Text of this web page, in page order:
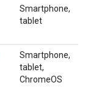
Smartphone,
tablet
Smartphone,
tablet,
ChromeOS